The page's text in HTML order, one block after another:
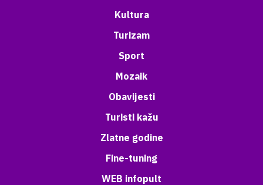
Kultura
Turizam
Sport
Mozaik
Obavijesti
Turisti kažu
Zlatne godine
Fine-tuning
WEB infopult